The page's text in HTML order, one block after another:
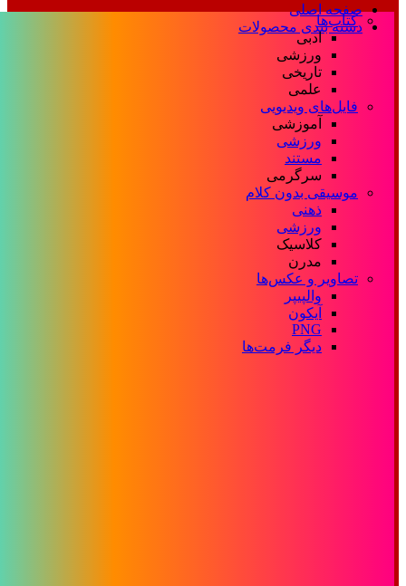
صفحه اصلی
دسته بندی محصولات
کتاب‌ها
ادبی
ورزشی
تاریخی
علمی
فایل‌های ویدیویی
آموزشی
ورزشی
مستند
سرگرمی
موسیقی بدون کلام
ذهنی
ورزشی
کلاسیک
مدرن
تصاویر و عکس‌ها
والپیپر
آیکون
PNG
دیگر فرمت‌ها